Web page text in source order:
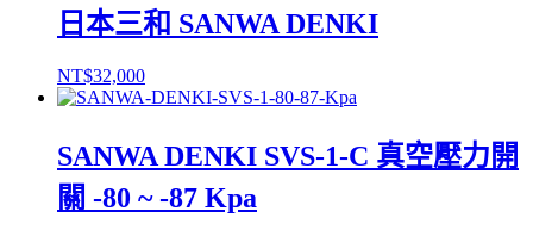
日本三和 SANWA DENKI
NT$32,000
SANWA DENKI SVS-1-C 真空壓力開
關 -80 ~ -87 Kpa